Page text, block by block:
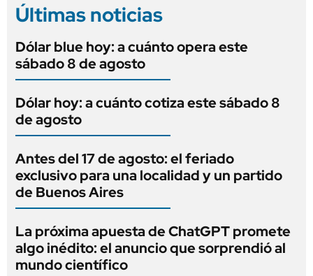
Últimas noticias
Dólar blue hoy: a cuánto opera este
sábado 8 de agosto
Dólar hoy: a cuánto cotiza este sábado 8
de agosto
Antes del 17 de agosto: el feriado
exclusivo para una localidad y un partido
de Buenos Aires
La próxima apuesta de ChatGPT promete
algo inédito: el anuncio que sorprendió al
mundo científico